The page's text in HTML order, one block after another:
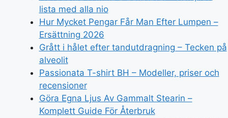
lista med alla nio
Hur Mycket Pengar Får Man Efter Lumpen –
Ersättning 2026
Grått i hålet efter tandutdragning – Tecken på
alveolit
Passionata T-shirt BH – Modeller, priser och
recensioner
Göra Egna Ljus Av Gammalt Stearin –
Komplett Guide För Återbruk